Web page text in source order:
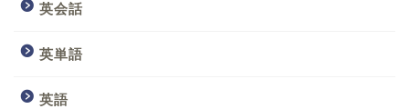
英会話
英単語
英語